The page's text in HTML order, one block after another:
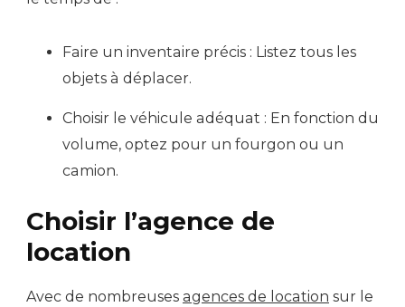
Faire un inventaire précis : Listez tous les
objets à déplacer.
Choisir le véhicule adéquat : En fonction du
volume, optez pour un fourgon ou un
camion.
Choisir l’agence de
location
Avec de nombreuses agences de location sur le